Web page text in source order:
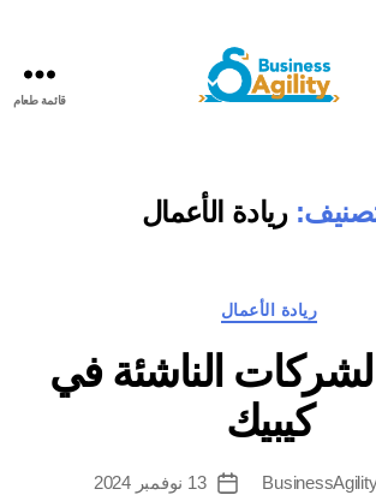
قائمة طعام
ريادة الأعمال
فئات
ريادة الأعمال
الناشئة في
كيبيك
تاريخ
13 نوفمبر 2024